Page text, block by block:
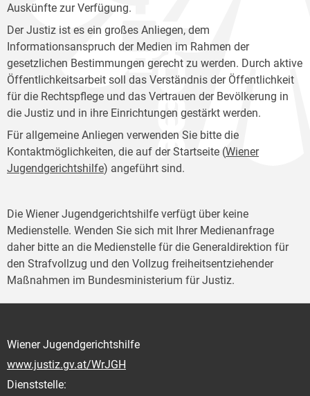
Auskünfte zur Verfügung.
Der Justiz ist es ein großes Anliegen, dem
Informationsanspruch der Medien im Rahmen der
gesetzlichen Bestimmungen gerecht zu werden. Durch aktive
Öffentlichkeitsarbeit soll das Verständnis der Öffentlichkeit
für die Rechtspflege und das Vertrauen der Bevölkerung in
die Justiz und in ihre Einrichtungen gestärkt werden.
Für allgemeine Anliegen verwenden Sie bitte die
Kontaktmöglichkeiten, die auf der Startseite (Wiener
Jugendgerichtshilfe) angeführt sind.
Die Wiener Jugendgerichtshilfe verfügt über keine
Medienstelle. Wenden Sie sich mit Ihrer Medienanfrage
daher bitte an die Medienstelle für die Generaldirektion für
den Strafvollzug und den Vollzug freiheitsentziehender
Maßnahmen im Bundesministerium für Justiz.
Wiener Jugendgerichtshilfe
www.justiz.gv.at/WrJGH
Dienststelle: